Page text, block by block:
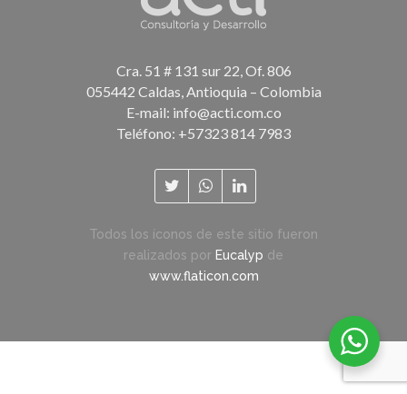
Cra. 51 # 131 sur 22, Of. 806
055442 Caldas, Antioquia – Colombia
E-mail: info@acti.com.co
Teléfono: +57323 814 7983
Todos los íconos de este sitio fueron
realizados por Eucalyp de
www.flaticon.com